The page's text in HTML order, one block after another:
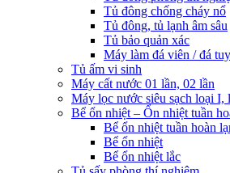
Tủ đông chống cháy nổ
Tủ đông, tủ lạnh âm sâu
Tủ bảo quản xác
Máy làm đá viên / đá
Tủ ấm vi sinh
Máy cất nước 01 lần, 02 lần
Máy lọc nước siêu sạch loại
Bể ổn nhiệt – Ổn nhiệt tuần
Bể ổn nhiệt tuần hoàn
Bể ổn nhiệt
Bể ổn nhiệt lắc